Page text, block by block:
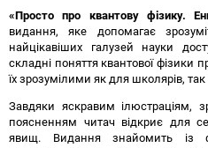
«Просто про квантову фізику.
видання, яке допомагає
найцікавіших галузей науки
складні поняття квантової фізики
їх зрозумілими як для школярів,
Завдяки яскравим ілюстраціям,
поясненням читач відкриє для
явищ. Видання знайомить із